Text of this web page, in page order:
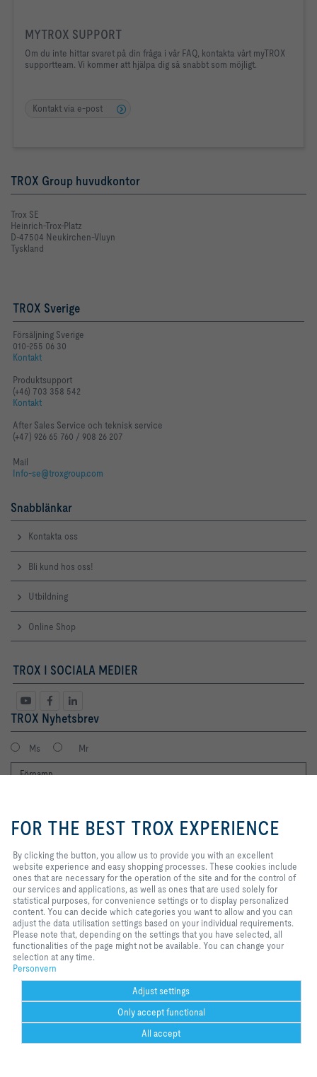
MYTROX SUPPORT
Om du inte hittar svaret på din fråga i vår FAQ, kontakta vårt myTROX
supportteam. Vi kommer att hjälpa dig så snabbt som möjligt.
Kontakt via e-post
TROX Group huvudkontor
Trox SE
Heinrich-Trox-Platz
D-47504 Neukirchen-Vluyn
Tyskland
TROX Sverige
Försäljning Sverige
010-255 06 30
Kontakt
Produktsupport
(+46) 703 358 542
Kontakt
After Sales Service och teknisk service
(+47) 926 65 760 / 908 26 207
Mail
Info-se@troxgroup.com
Snabblänkar
Kontakta oss
Bli kund hos oss!
Utbildning
Online Shop
TROX I SOCIALA MEDIER
TROX Nyhetsbrev
Ms Mr
Jag vill gärna få TROX nyhetsbrev. Jag har läst integritetspolicyn. Du kan
naturligtvis när som helst avregistrera dig från nyhetsbrevet. Du hittar en
länk för att avsluta prenumerationen i slutet av varje nyhetsbrev.
Registrera dig nu
Hem Kontakter
Ansvarsbegränsning
us to provide you with an
excellent website experience and
cookies include ones that are
necessary for the operation of the
site and for the control of our
services and applications, as well
as ones that are used solely for
statistical purposes, for
convenience settings or to display
personalized content. You can
decide which categories you want
your individual requirements.
Please note that, depending on
the settings that you have
selected, all functionalities of the
page might not be available. You
can change your selection at any
time.
FOR THE BEST TROX EXPERIENCE
By clicking the button, you allow us to provide you with an excellent
website experience and easy shopping processes. These cookies include
ones that are necessary for the operation of the site and for the control of
our services and applications, as well as ones that are used solely for
statistical purposes, for convenience settings or to display personalized
content. You can decide which categories you want to allow and you can
adjust the data utilisation settings based on your individual requirements.
Please note that, depending on the settings that you have selected, all
functionalities of the page might not be available. You can change your
selection at any time.
Personvern
Adjust settings
Only accept functional
All accept